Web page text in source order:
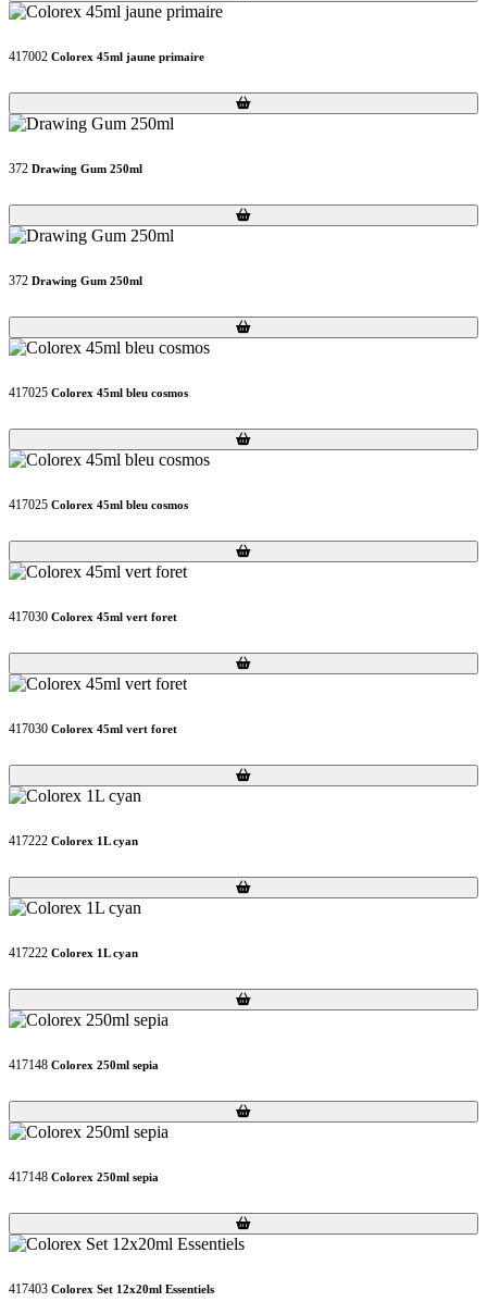
417002 Colorex 45ml jaune primaire
Loading...
Loading...
372 Drawing Gum 250ml
Loading...
Loading...
372 Drawing Gum 250ml
Loading...
Loading...
417025 Colorex 45ml bleu cosmos
Loading...
Loading...
417025 Colorex 45ml bleu cosmos
Loading...
Loading...
417030 Colorex 45ml vert foret
Loading...
Loading...
417030 Colorex 45ml vert foret
Loading...
Loading...
417222 Colorex 1L cyan
Loading...
Loading...
417222 Colorex 1L cyan
Loading...
Loading...
417148 Colorex 250ml sepia
Loading...
Loading...
417148 Colorex 250ml sepia
Loading...
Loading...
417403 Colorex Set 12x20ml Essentiels